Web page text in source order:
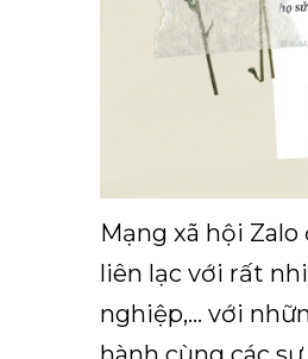
Mạng xã hội
liên lạc với rất
nghiệp,… với